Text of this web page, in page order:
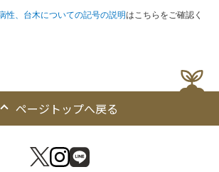
性、台木についての記号の説明はこちらをご確認く
ページトップへ戻る